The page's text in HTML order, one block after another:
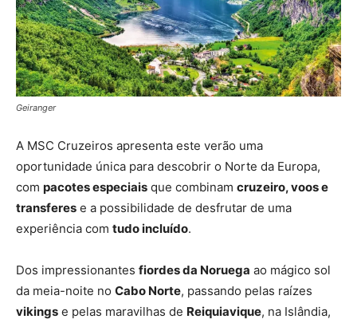
Geiranger
A MSC Cruzeiros apresenta este verão uma
oportunidade única para descobrir o Norte da Europa,
com pacotes especiais que combinam cruzeiro, voos e
transferes e a possibilidade de desfrutar de uma
experiência com tudo incluído.
Dos impressionantes fiordes da Noruega ao mágico sol
da meia-noite no Cabo Norte, passando pelas raízes
vikings e pelas maravilhas de Reiquiavique, na Islândia,